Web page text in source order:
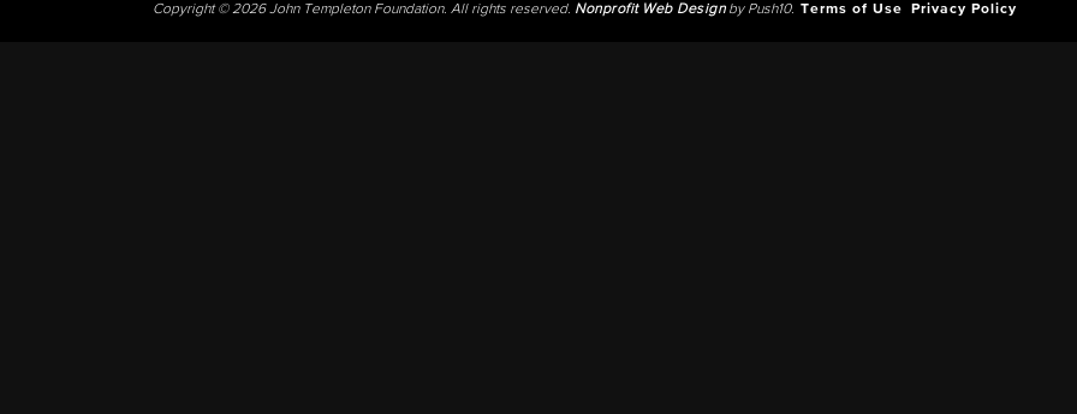
Copyright © 2026 John Templeton Foundation. All rights reserved. Nonprofit Web Designby Push10. Terms of Use Privacy Policy